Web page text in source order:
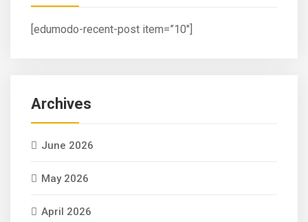
[edumodo-recent-post item=”10″]
Archives
June 2026
May 2026
April 2026